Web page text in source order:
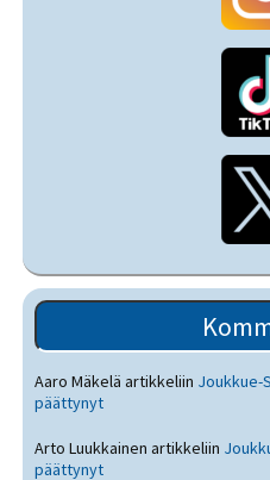
Aaro Mäkelä artikkeliin Joukkue-
päättynyt
Arto Luukkainen artikkeliin
päättynyt